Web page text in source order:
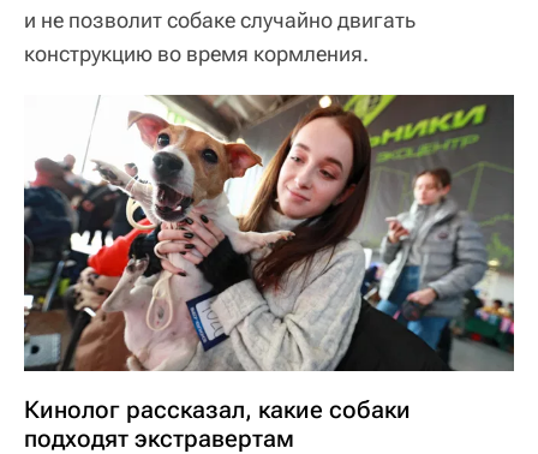
и не позволит собаке случайно двигать
конструкцию во время кормления.
Кинолог рассказал, какие собаки
подходят экстравертам